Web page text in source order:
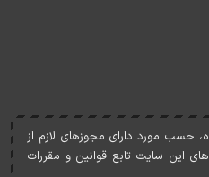
حسب مورد دارای مجوزهای لازم از
اين سايت تابع قوانين و مقررات